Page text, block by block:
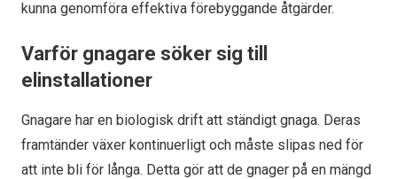
kunna genomföra effektiva förebyggande åtgärder.
Varför gnagare söker sig till
elinstallationer
Gnagare har en biologisk drift att ständigt gnaga. Deras
framtänder växer kontinuerligt och måste slipas ned för
att inte bli för långa. Detta gör att de gnager på en mängd